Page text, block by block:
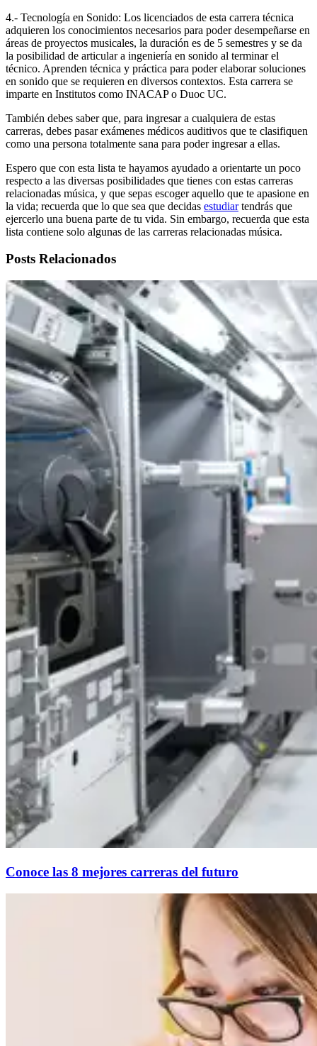
4.- Tecnología en Sonido: Los licenciados de esta carrera técnica
adquieren los conocimientos necesarios para poder desempeñarse en
áreas de proyectos musicales, la duración es de 5 semestres y se da
la posibilidad de articular a ingeniería en sonido al terminar el
técnico. Aprenden técnica y práctica para poder elaborar soluciones
en sonido que se requieren en diversos contextos. Esta carrera se
imparte en Institutos como INACAP o Duoc UC.
También debes saber que, para ingresar a cualquiera de estas
carreras, debes pasar exámenes médicos auditivos que te clasifiquen
como una persona totalmente sana para poder ingresar a ellas.
Espero que con esta lista te hayamos ayudado a orientarte un poco
respecto a las diversas posibilidades que tienes con estas carreras
relacionadas música, y que sepas escoger aquello que te apasione en
la vida; recuerda que lo que sea que decidas estudiartendrás que
ejercerlo una buena parte de tu vida. Sin embargo, recuerda que esta
lista contiene solo algunas de las carreras relacionadas música.
Posts Relacionados
Conoce las 8 mejores carreras del futuro